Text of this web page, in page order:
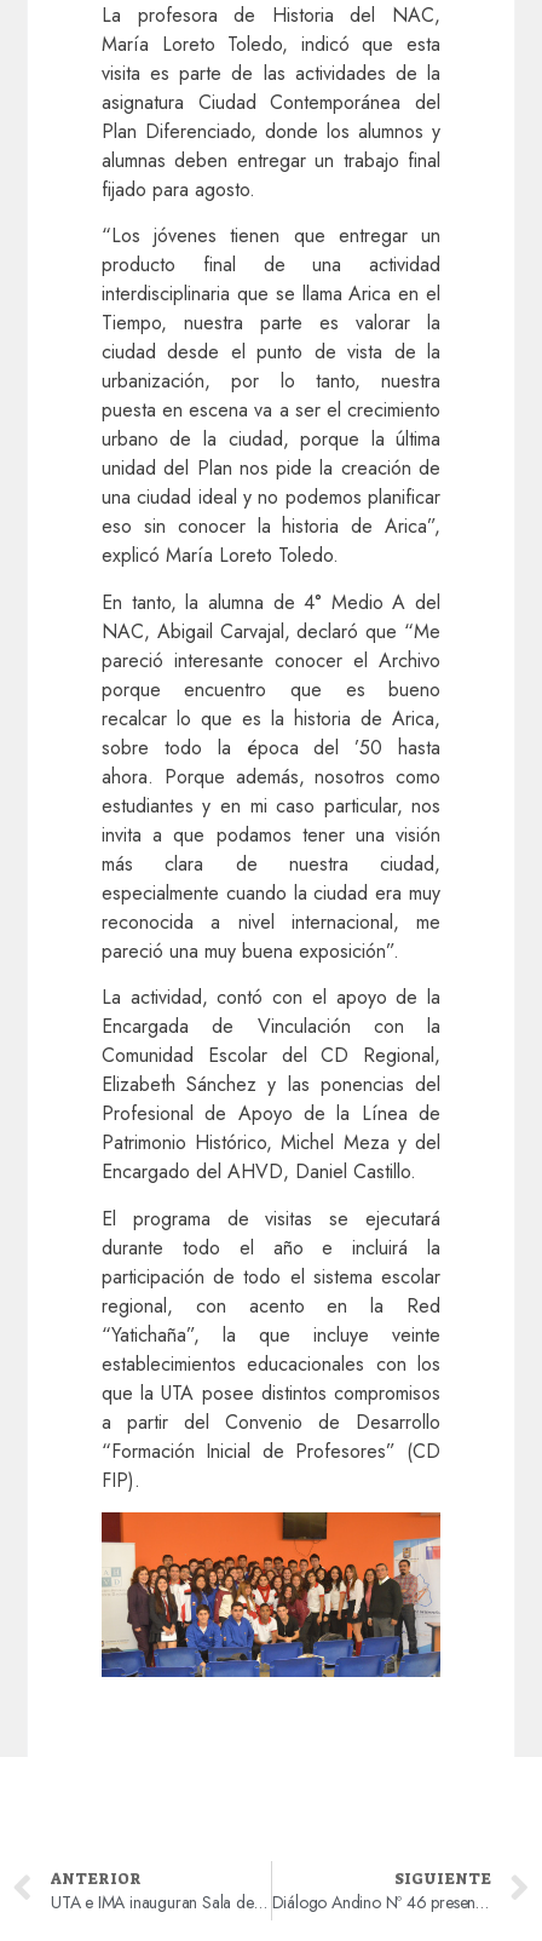
La profesora de Historia del NAC,
María Loreto Toledo, indicó que esta
visita es parte de las actividades de la
asignatura Ciudad Contemporánea del
Plan Diferenciado, donde los alumnos y
alumnas deben entregar un trabajo final
fijado para agosto.
“Los jóvenes tienen que entregar un
producto final de una actividad
interdisciplinaria que se llama Arica en el
Tiempo, nuestra parte es valorar la
ciudad desde el punto de vista de la
urbanización, por lo tanto, nuestra
puesta en escena va a ser el crecimiento
urbano de la ciudad, porque la última
unidad del Plan nos pide la creación de
una ciudad ideal y no podemos planificar
eso sin conocer la historia de Arica”,
explicó María Loreto Toledo.
En tanto, la alumna de 4° Medio A del
NAC, Abigail Carvajal, declaró que “Me
pareció interesante conocer el Archivo
porque encuentro que es bueno
recalcar lo que es la historia de Arica,
sobre todo la época del ’50 hasta
ahora. Porque además, nosotros como
estudiantes y en mi caso particular, nos
invita a que podamos tener una visión
más clara de nuestra ciudad,
especialmente cuando la ciudad era muy
reconocida a nivel internacional, me
pareció una muy buena exposición”.
La actividad, contó con el apoyo de la
Encargada de Vinculación con la
Comunidad Escolar del CD Regional,
Elizabeth Sánchez y las ponencias del
Profesional de Apoyo de la Línea de
Patrimonio Histórico, Michel Meza y del
Encargado del AHVD, Daniel Castillo.
El programa de visitas se ejecutará
durante todo el año e incluirá la
participación de todo el sistema escolar
regional, con acento en la Red
“Yatichaña”, la que incluye veinte
establecimientos educacionales con los
que la UTA posee distintos compromisos
a partir del Convenio de Desarrollo
“Formación Inicial de Profesores” (CD
FIP).
ANTERIOR
UTA e IMA inauguran Sala de Patrimonio Histórico Regional en Biblioteca Pública
SIGUIENTE
Diálogo Andino Nº 46 presenta investigaciones en torno a archivos, escritura y memoria.